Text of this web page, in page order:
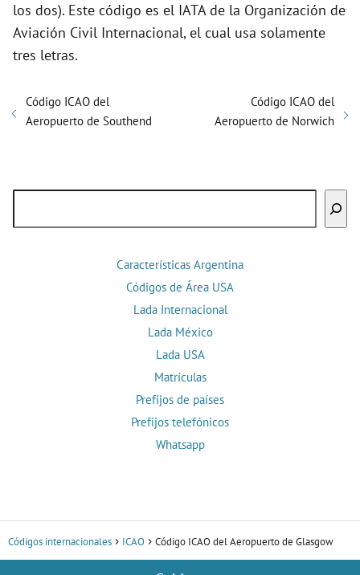
los dos). Este código es el IATA de la Organización de
Aviación Civil Internacional, el cual usa solamente
tres letras.
Código ICAO del
Aeropuerto de Southend
Código ICAO del
Aeropuerto de Norwich
Características Argentina
Códigos de Área USA
Lada Internacional
Lada México
Lada USA
Matrículas
Prefijos de países
Prefijos telefónicos
Whatsapp
Códigos internacionales ICAO Código ICAO del Aeropuerto de Glasgow